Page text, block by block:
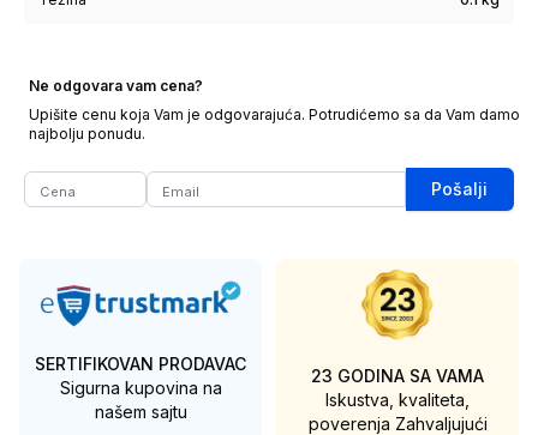
Ne odgovara vam cena?
Upišite cenu koja Vam je odgovarajuća. Potrudićemo sa da Vam damo
najbolju ponudu.
Pošalji
SERTIFIKOVAN PRODAVAC
Sigurna kupovina na
našem sajtu
23 GODINA SA VAMA
Iskustva, kvaliteta,
poverenja Zahvaljujući